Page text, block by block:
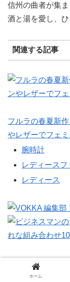
信州の曲者が集
酒と湯を愛し、ひ
関連する記事
フルラの春夏新
やレザーでフェ
腕時計
レディースフ
レディース
ビジネスマンの
な組み合わせ10パ
ホーム